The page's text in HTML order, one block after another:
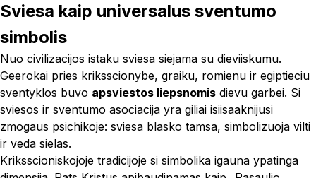
Sviesa kaip universalus sventumo
simbolis
Nuo civilizacijos istaku sviesa siejama su dieviiskumu.
Geerokai pries kriksscionybe, graiku, romienu ir egiptieciu
sventyklos buvo apsviestos liepsnomis dievu garbei. Si
sviesos ir sventumo asociacija yra giliai isiisaaknijusi
zmogaus psichikoje: sviesa blasko tamsa, simbolizuoja vilti
ir veda sielas.
Kriksscioniskojoje tradicijoje si simbolika igauna ypatinga